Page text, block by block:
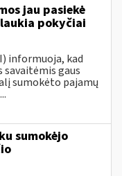
jau pasiekė
pokyčiai
informuoja, kad
gaus
sumokėto pajamų
sumokėjo